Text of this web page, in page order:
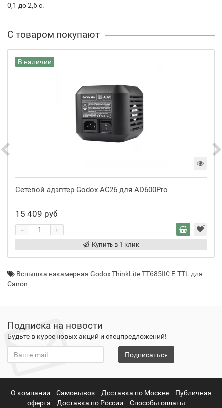
0,1 до 2,6 с.
С товаром покупают
В наличии
Сетевой адаптер Godox AC26 для AD600Pro
15 409 руб
+
-
Купить в 1 клик
Вспышка накамерная Godox ThinkLite TT685IIC E-TTL для
Canon
Подписка на новости
Будьте в курсе новых акций и спецпредложений!
Подписаться
О компании Самовывоз Доставка по Москве
Публичная
оферта
Доставка по России Способы оплаты